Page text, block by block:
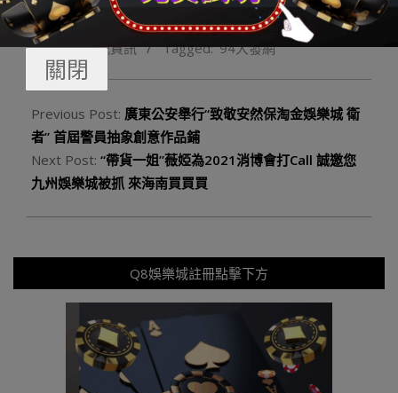
2024-
01-
By: q8娛樂城勝利編輯 On: 2024 年 1 月 23 日
In: Q8娛樂城資訊 Tagged: 94大發網
Previous Post: 廣東公安舉行“致敬安然保淘金娛樂城 衛
者” 首屆警員抽象創意作品鋪
Next Post: “帶貨一姐”薇婭為2021消博會打Call 誠邀您
九州娛樂城被抓 來海南買買買
Q8娛樂城註冊點擊下方
關閉